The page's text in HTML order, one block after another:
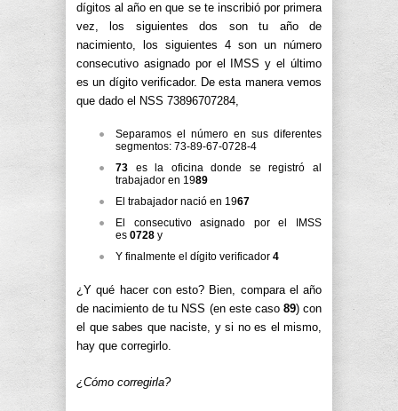
dígitos al año en que se te inscribió por primera
vez, los siguientes dos son tu año de
nacimiento, los siguientes 4 son un número
consecutivo asignado por el IMSS y el último
es un dígito verificador. De esta manera vemos
que dado el NSS 73896707284,
Separamos el número en sus diferentes
segmentos: 73-89-67-0728-4
73 es la oficina donde se registró al
trabajador en 1989
El trabajador nació en 1967
El consecutivo asignado por el IMSS
es 0728 y
Y finalmente el dígito verificador 4
¿Y qué hacer con esto? Bien, compara el año
de nacimiento de tu NSS (en este caso 89) con
el que sabes que naciste, y si no es el mismo,
hay que corregirlo.
¿Cómo corregirla?